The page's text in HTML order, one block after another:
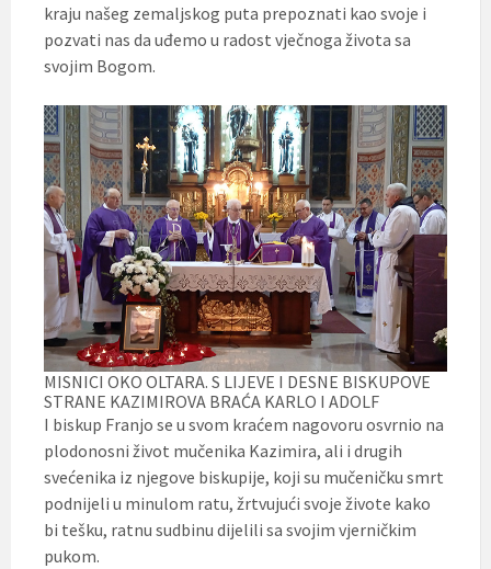
kraju našeg zemaljskog puta prepoznati kao svoje i
pozvati nas da uđemo u radost vječnoga života sa
svojim Bogom.
MISNICI OKO OLTARA. S LIJEVE I DESNE BISKUPOVE
STRANE KAZIMIROVA BRAĆA KARLO I ADOLF
I biskup Franjo se u svom kraćem nagovoru osvrnio na
plodonosni život mučenika Kazimira, ali i drugih
svećenika iz njegove biskupije, koji su mučeničku smrt
podnijeli u minulom ratu, žrtvujući svoje živote kako
bi tešku, ratnu sudbinu dijelili sa svojim vjerničkim
pukom.